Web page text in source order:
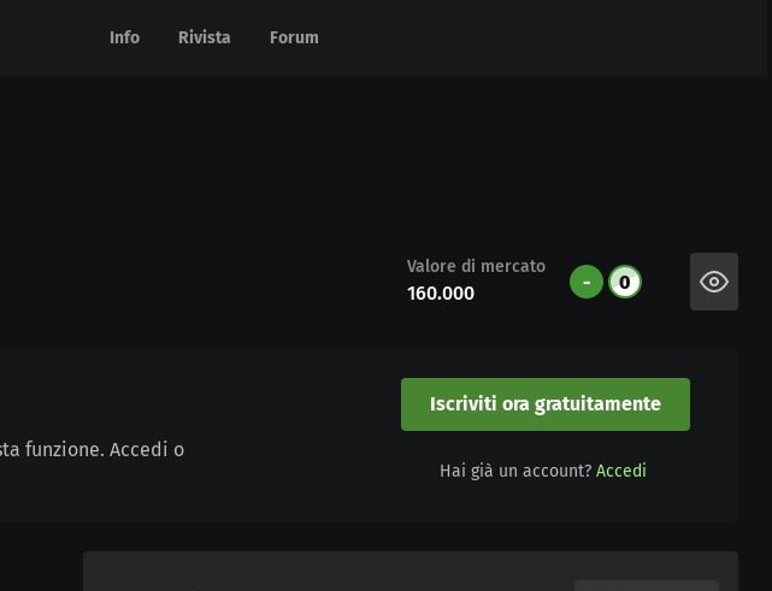
Info Rivista Forum
Info Rivista Forum
Valore di mercato
160.000 - 0
funzione. Accedi o
Iscriviti ora gratuitamente
Hai già un account? Accedi